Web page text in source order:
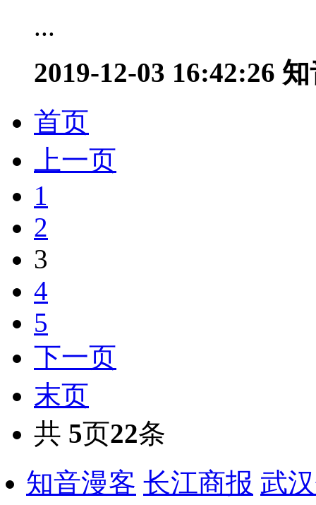
...
2019-12-03 16:42:26
首页
上一页
1
2
3
4
5
下一页
末页
共 5页22条
知音漫客 长江商报 武